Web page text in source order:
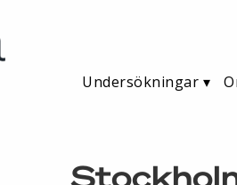
Undersökningar